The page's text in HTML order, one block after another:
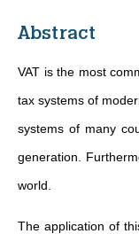
Abstract
VAT is the most
tax systems of
systems of many
generation.
world.
The application of